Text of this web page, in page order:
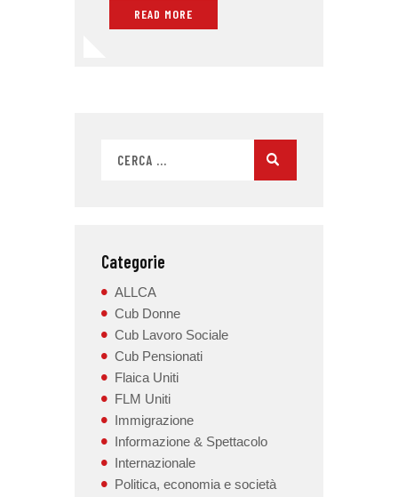
READ MORE
Categorie
ALLCA
Cub Donne
Cub Lavoro Sociale
Cub Pensionati
Flaica Uniti
FLM Uniti
Immigrazione
Informazione & Spettacolo
Internazionale
Politica, economia e società